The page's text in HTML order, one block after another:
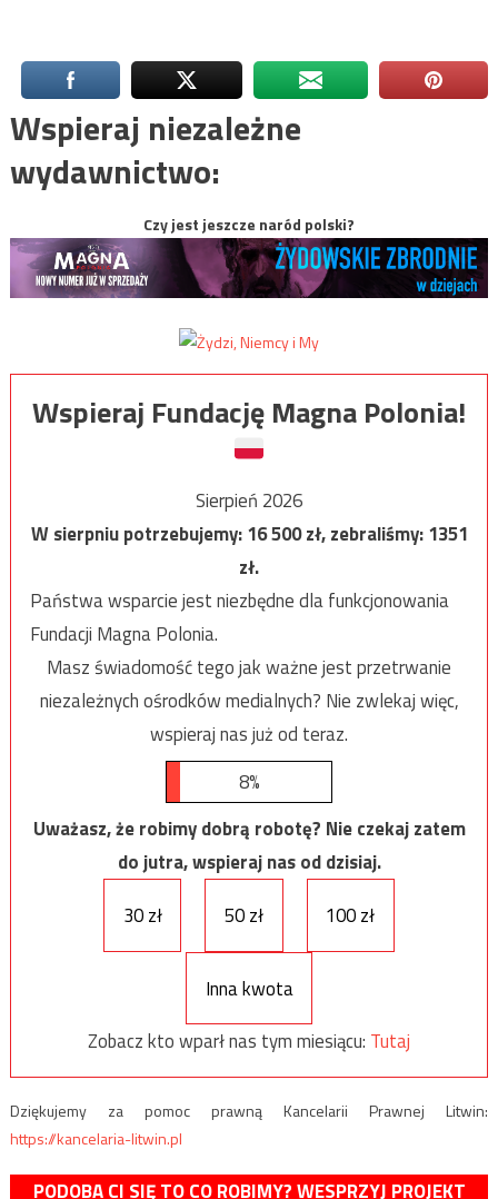
Wspieraj niezależne
wydawnictwo:
Czy jest jeszcze naród polski?
Wspieraj Fundację Magna Polonia!
Sierpień 2026
W sierpniu potrzebujemy:16 500zł, zebraliśmy:1351
zł.
Państwa wsparcie jest niezbędne dla funkcjonowania
Fundacji Magna Polonia.
Masz świadomość tego jak ważne jest przetrwanie
niezależnych ośrodków medialnych? Nie zwlekaj więc,
wspieraj nas już od teraz.
8%
Uważasz, że robimy dobrą robotę? Nie czekaj zatem
do jutra, wspieraj nas od dzisiaj.
30 zł
50 zł 100 zł
Inna kwota
Zobacz kto wparł nas tym miesiącu: Tutaj
Dziękujemy za pomoc prawną Kancelarii Prawnej Litwin:
https://kancelaria-litwin.pl
PODOBA CI SIĘ TO CO ROBIMY? WESPRZYJ PROJEKT